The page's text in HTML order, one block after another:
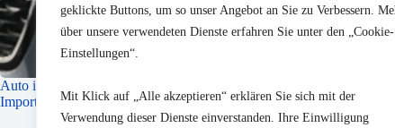
geklickte Buttons, um so unser Angebot an Sie zu Verbessern.
über unsere verwendeten Dienste erfahren Sie unter den „Cookie-
Einstellungen“.
Mit Klick auf „Alle akzeptieren“ erklären Sie sich mit der
Verwendung dieser Dienste einverstanden. Ihre Einwilligung
Auto im Ausland kaufen: Schritt-für-Schritt sicher zum
Importfahrzeug